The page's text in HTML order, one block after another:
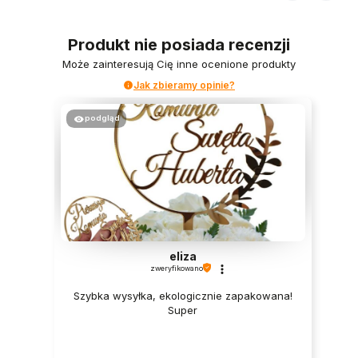
Produkt nie posiada recenzji
Może zainteresują Cię inne ocenione produkty
Jak zbieramy opinie?
podgląd
eliza
zweryfikowano
Szybka wysyłka, ekologicznie zapakowana!
Super